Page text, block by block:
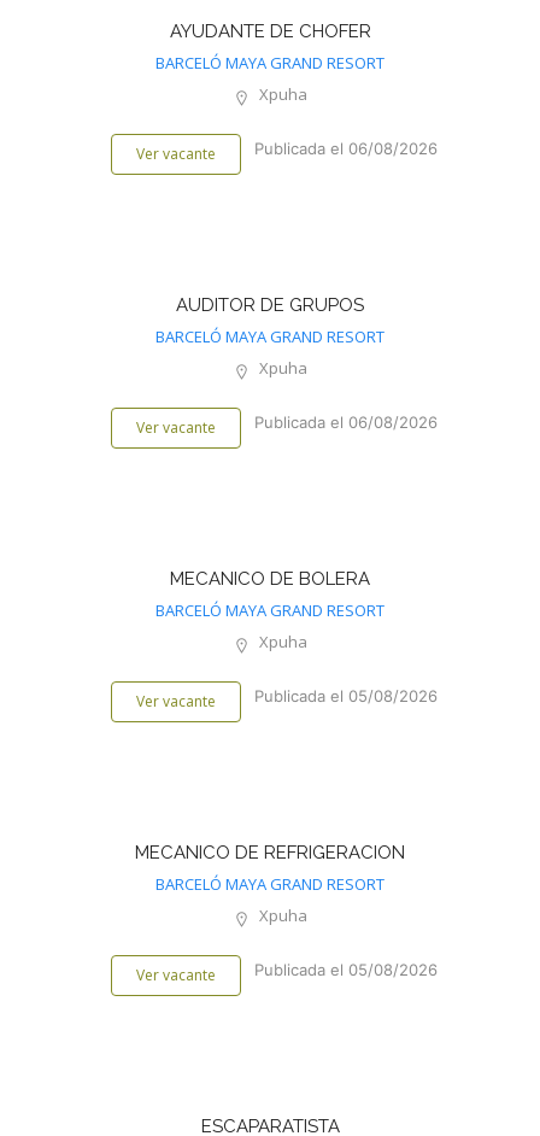
AYUDANTE DE CHOFER
BARCELÓ MAYA GRAND RESORT
Xpuha
Ver vacante Publicada el 06/08/2026
AUDITOR DE GRUPOS
BARCELÓ MAYA GRAND RESORT
Xpuha
Ver vacante Publicada el 06/08/2026
MECANICO DE BOLERA
BARCELÓ MAYA GRAND RESORT
Xpuha
Ver vacante Publicada el 05/08/2026
MECANICO DE REFRIGERACION
BARCELÓ MAYA GRAND RESORT
Xpuha
Ver vacante Publicada el 05/08/2026
ESCAPARATISTA